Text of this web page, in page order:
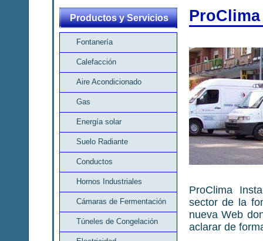
Productos y Servicios
Fontanería
Calefacción
Aire Acondicionado
Gas
Energía solar
Suelo Radiante
Conductos
Hornos Industriales
Cámaras de Fermentación
Túneles de Congelación
ProClima
sector de la
nueva Web
aclarar de